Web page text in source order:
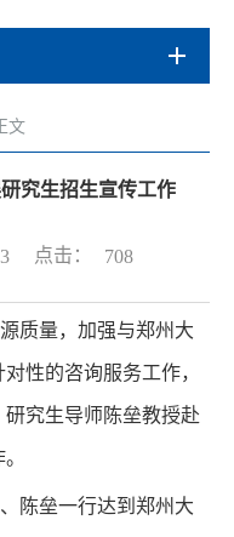
文
究生招生宣传工作
点击： 708
质量，加强与郑州大
性的咨询服务工作，
究生导师陈垒教授赴
陈垒一行达到郑州大